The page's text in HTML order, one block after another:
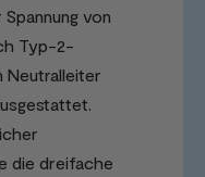
von
Typ-2-
Neutralleiter
die dreifache